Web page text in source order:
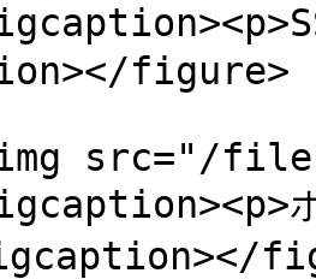
figure>
src="/files/
ホ